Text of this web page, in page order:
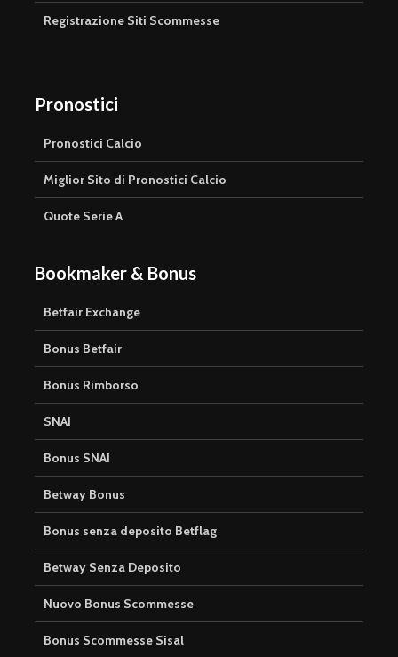
Registrazione Siti Scommesse
Pronostici
Pronostici Calcio
Miglior Sito di Pronostici Calcio
Quote Serie A
Bookmaker & Bonus
Betfair Exchange
Bonus Betfair
Bonus Rimborso
SNAI
Bonus SNAI
Betway Bonus
Bonus senza deposito Betflag
Betway Senza Deposito
Nuovo Bonus Scommesse
Bonus Scommesse Sisal